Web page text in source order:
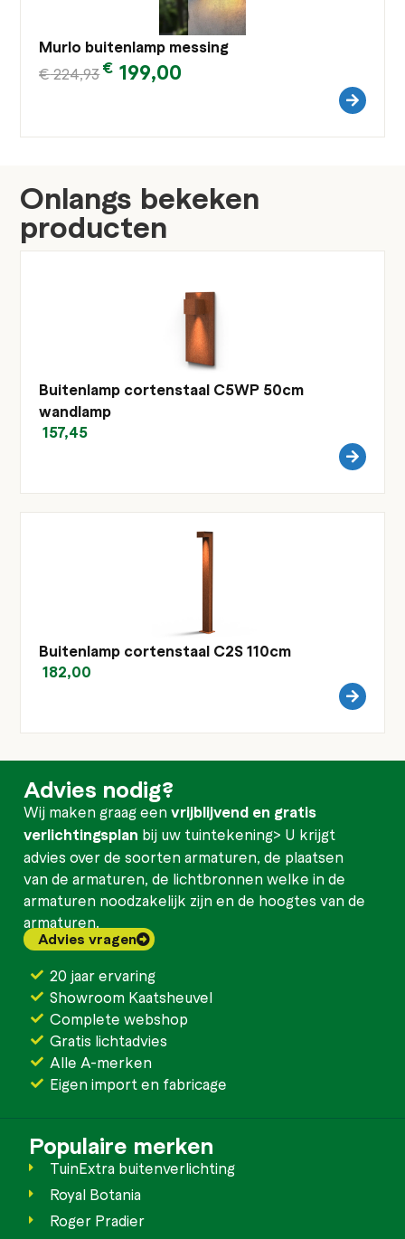
Murlo buitenlamp messing
€224,93€ 199,00
Onlangs bekeken
producten
Buitenlamp cortenstaal C5WP 50cm
wandlamp
157,45
Buitenlamp cortenstaal C2S 110cm
182,00
Advies nodig?
Wij maken graag eenvrijblijvend en gratis
verlichtingsplan bij uw tuintekening> U krijgt
advies over de soorten armaturen, de plaatsen
van de armaturen, de lichtbronnen welke in de
armaturen noodzakelijk zijn en de hoogtes van de
armaturen.
Advies vragen
20 jaar ervaring
Showroom Kaatsheuvel
Complete webshop
Gratis lichtadvies
Alle A-merken
Eigen import en fabricage
Populaire merken
TuinExtra buitenverlichting
Royal Botania
Roger Pradier